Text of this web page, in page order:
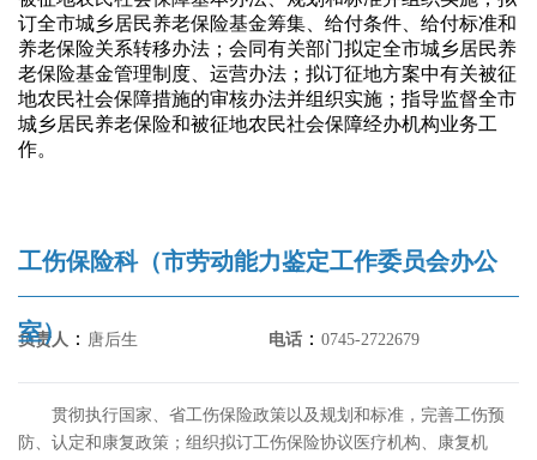
订全市城乡居民养老保险基金筹集、给付条件、给付标准和
养老保险关系转移办法；会同有关部门拟定全市城乡居民养
老保险基金管理制度、运营办法；拟订征地方案中有关被征
地农民社会保障措施的审核办法并组织实施；指导监督全市
城乡居民养老保险和被征地农民社会保障经办机构业务工
作。
工伤保险科（市劳动能力鉴定工作委员会办公
室）
负责人 ： 唐后生 电话 ： 0745-2722679
贯彻执行国家、省工伤保险政策以及规划和标准，完善工伤预
防、认定和康复政策；组织拟订工伤保险协议医疗机构、康复机